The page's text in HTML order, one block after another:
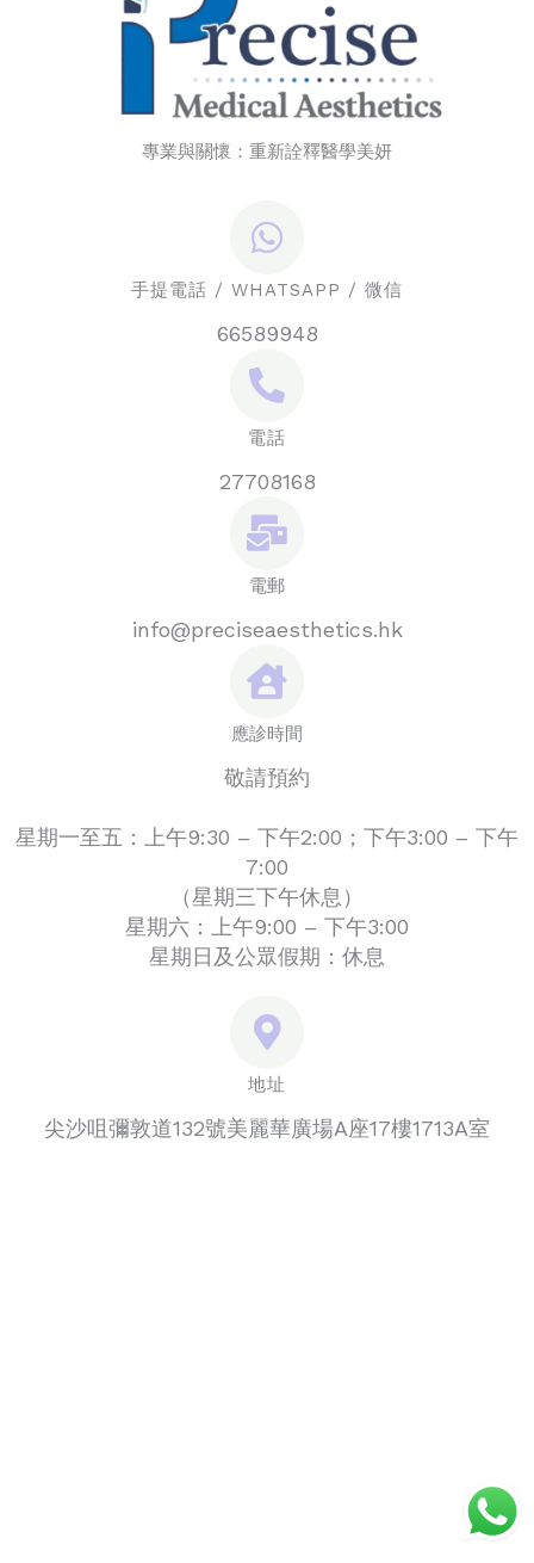
專業與關懷：重新詮釋醫學美妍
手提電話 / WHATSAPP / 微信
66589948
電話
27708168
電郵
info@preciseaesthetics.hk
應診時間
敬請預約
星期一至五：上午9:30 – 下午2:00；下午3:00 – 下午
7:00
（星期三下午休息）
星期六：上午9:00 – 下午3:00
星期日及公眾假期：休息
地址
尖沙咀彌敦道132號美麗華廣場A座17樓1713A室